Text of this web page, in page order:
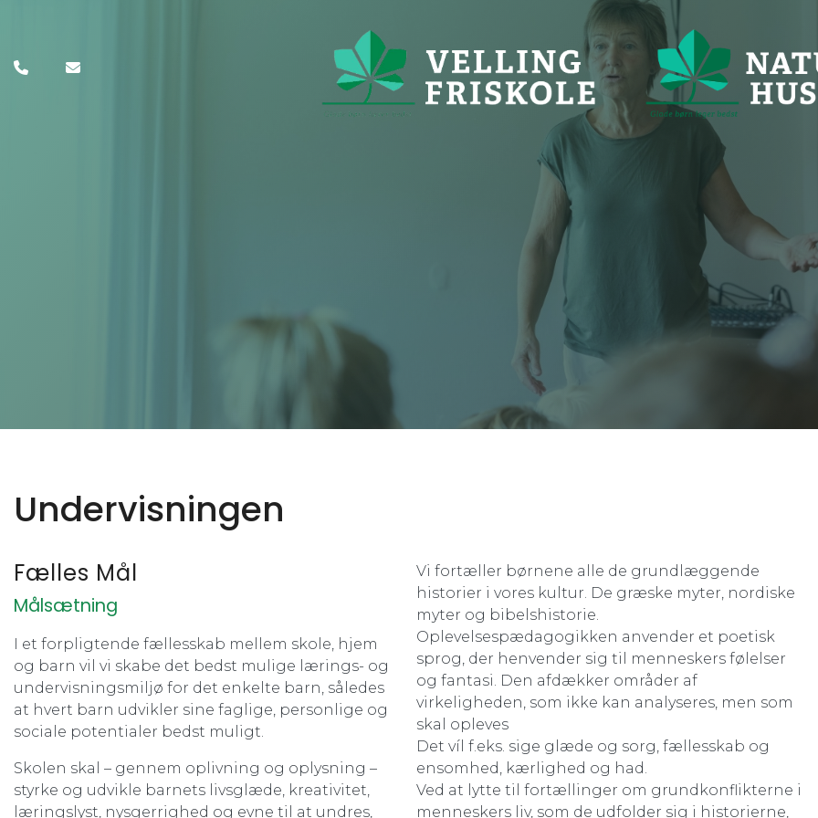
Undervisningen
Fælles Mål
Målsætning
I et forpligtende fællesskab mellem skole, hjem
og barn vil vi skabe det bedst mulige lærings- og
undervisningsmiljø for det enkelte barn, således
at hvert barn udvikler sine faglige, personlige og
sociale potentialer bedst muligt.
Skolen skal – gennem oplivning og oplysning –
styrke og udvikle barnets livsglæde, kreativitet,
læringslyst, nysgerrighed og evne til at undres,
Vi fortæller børnene alle de grundlæggende
historier i vores kultur. De græske myter, nordiske
myter og bibelshistorie.
Oplevelsespædagogikken anvender et poetisk
sprog, der henvender sig til menneskers følelser
og fantasi. Den afdækker områder af
virkeligheden, som ikke kan analyseres, men som
skal opleves
Det víl f.eks. sige glæde og sorg, fællesskab og
ensomhed, kærlighed og had.
Ved at lytte til fortællinger om grundkonflikterne i
menneskers liv, som de udfolder sig i historierne,